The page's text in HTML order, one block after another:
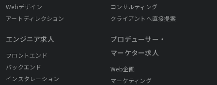
Webデザイン
アートディレクション
エンジニア求人
フロントエンド
バックエンド
インスタレーション
コンサルティング
クライアントへ直接提案
プロデューサー・
マーケター求人
Web企画
マーケティング